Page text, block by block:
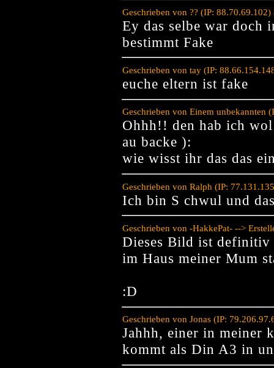
Geschrieben von ?? (IP:
Ey das selbe war doch
bestimmt Fake
Geschrieben von tay (IP:
euche eltern ist fake
Geschrieben von Einem unbekannten
Ohhh!! den hab ich wol
au backe ):
wie wisst ihr das das
Geschrieben von Ralph (IP:
Ich bin S chwul und
Geschrieben von -HakkePat- -->
Dieses Bild ist
im Haus meiner Mum
:D
Geschrieben von Jonas (IP:
Jahhh, einer in meiner
kommt als Din A3 in